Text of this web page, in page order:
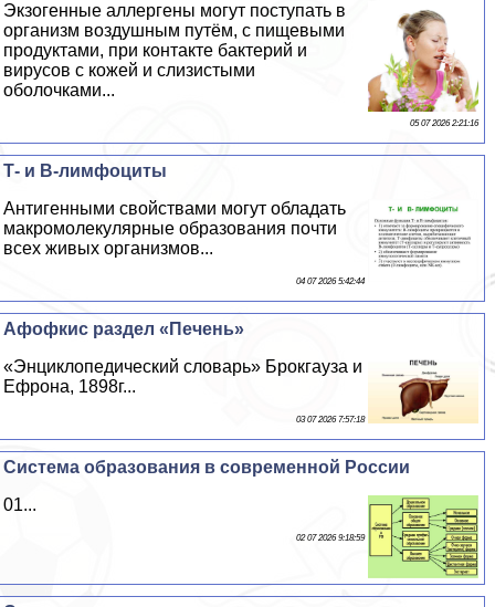
Экзогенные аллергены могут поступать в
организм воздушным путём, с пищевыми
продуктами, при контакте бактерий и
вирусов с кожей и слизистыми
оболочками...
05 07 2026 2:21:16
Т- и В-лимфоциты
Антигенными свойствами могут обладать
макромолекулярные образования почти
всех живых организмов...
04 07 2026 5:42:44
Афофкис раздел «Печень»
«Энциклопедический словарь» Брокгауза и
Ефрона, 1898г...
03 07 2026 7:57:18
Система образования в современной России
01...
02 07 2026 9:18:59